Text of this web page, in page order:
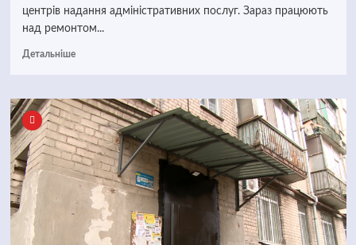
центрів надання адміністративних послуг. Зараз працюють
над ремонтом...
Детальніше